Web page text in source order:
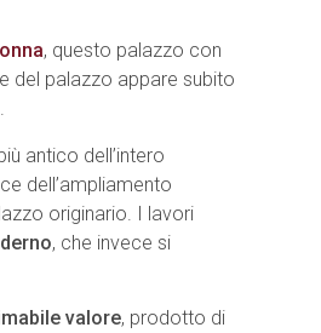
, questo palazzo con
del palazzo appare subito
antico dell’intero
dell’ampliamento
originario. I lavori
, che invece si
valore, prodotto di